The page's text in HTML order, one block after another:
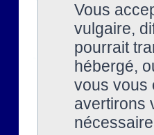
Vous
vulgaire,
pourrait
hébergé,
vous vous
avertirons